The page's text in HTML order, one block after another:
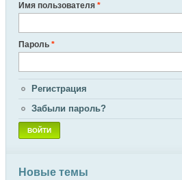
Имя пользователя *
Пароль *
Регистрация
Забыли пароль?
Новые темы